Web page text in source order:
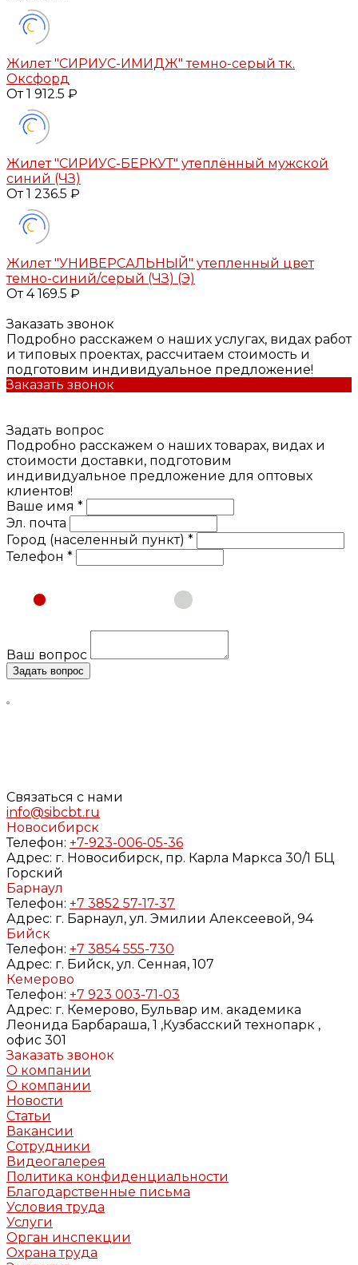
Жилет "СИРИУС-ИМИДЖ" темно-серый тк.
Оксфорд
От 1 912.5 ₽
Жилет "СИРИУС-БЕРКУТ" утеплённый мужской
синий (ЧЗ)
От 1 236.5 ₽
Жилет "УНИВЕРСАЛЬНЫЙ" утепленный цвет
темно-синий/серый (ЧЗ) (Э)
От 4 169.5 ₽
Заказать звонок
Подробно расскажем о наших услугах, видах работ
и типовых проектах, рассчитаем стоимость и
подготовим индивидуальное предложение!
Заказать звонок
Задать вопрос
Подробно расскажем о наших товарах, видах и
стоимости доставки, подготовим
индивидуальное предложение для оптовых
клиентов!
Ваше имя *
Эл. почта
Город (населенный пункт) *
Телефон *
Юридическое лицо
Ваш вопрос
Задать вопрос
Связаться с нами
info@sibcbt.ru
Новосибирск
Телефон: +7-923-006-05-36
Адрес: г. Новосибирск, пр. Карла Маркса 30/1 БЦ
Горский
Барнаул
Телефон: +7 3852 57-17-37
Адрес: г. Барнаул, ул. Эмилии Алексеевой, 94
Бийск
Телефон: +7 3854 555-730
Адрес: г. Бийск, ул. Сенная, 107
Кемерово
Телефон: +7 923 003-71-03
Адрес: г. Кемерово, Бульвар им. академика
Леонида Барбараша, 1 ,Кузбасский технопарк ,
офис 301
Заказать звонок
О компании
О компании
Новости
Статьи
Вакансии
Сотрудники
Видеогалерея
Политика конфиденциальности
Благодарственные письма
Условия труда
Услуги
Орган инспекции
Охрана труда